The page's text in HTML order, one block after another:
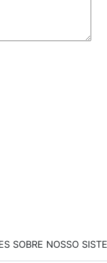
SOBRE NOSSO